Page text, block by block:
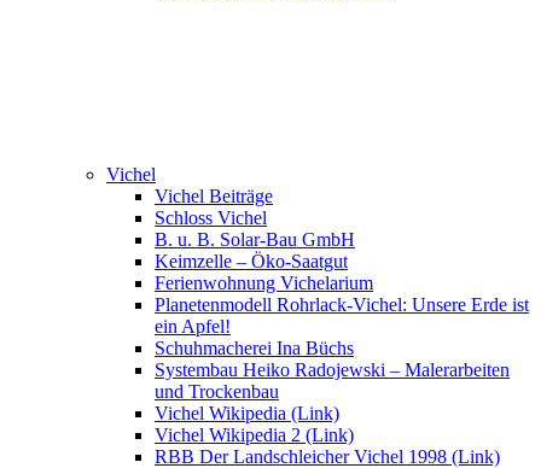
Vichel
Vichel Beiträge
Schloss Vichel
B. u. B. Solar-Bau GmbH
Keimzelle – Öko-Saatgut
Ferienwohnung Vichelarium
Planetenmodell Rohrlack-Vichel: Unsere Erde ist
ein Apfel!
Schuhmacherei Ina Büchs
Systembau Heiko Radojewski – Malerarbeiten
und Trockenbau
Vichel Wikipedia (Link)
Vichel Wikipedia 2 (Link)
RBB Der Landschleicher Vichel 1998 (Link)